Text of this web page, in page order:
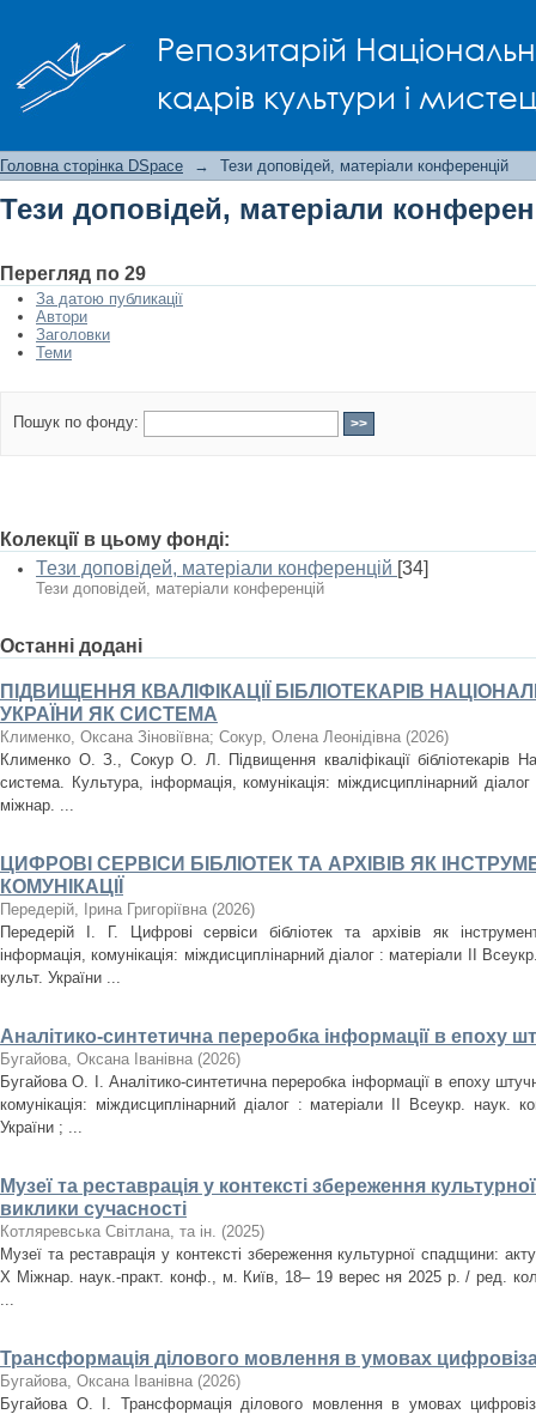
Репозитарій
кадрів культури і
Головна сторінка DSpace → Тези доповідей, матеріали конференцій
Тези доповідей, матеріали
Перегляд по 29
За датою публикації
Автори
Заголовки
Теми
Пошук по фонду:
Колекції в цьому фонді:
Тези доповідей, матеріали конференцій [34]
Тези доповідей, матеріали конференцій
Останні додані
ПІДВИЩЕННЯ КВАЛІФІКАЦІЇ БІБЛІОТЕКАРІВ
УКРАЇНИ ЯК СИСТЕМА
Клименко, Оксана Зіновіївна; Сокур, Олена Леонідівна (2026)
Клименко О. З., Сокур О. Л. Підвищення кваліфікації бібліотекарів
система. Культура, інформація, комунікація: міждисциплінарний
міжнар. ...
ЦИФРОВІ СЕРВІСИ БІБЛІОТЕК ТА АРХІВІВ ЯК
КОМУНІКАЦІЇ
Передерій, Ірина Григоріївна (2026)
Передерій І. Г. Цифрові сервіси бібліотек та архівів як
інформація, комунікація: міждисциплінарний діалог : матеріали ІІ
культ. України ...
Аналітико-синтетична переробка інформації в епоху
Бугайова, Оксана Іванівна (2026)
Бугайова О. І. Аналітико-синтетична переробка інформації в епоху
комунікація: міждисциплінарний діалог : матеріали ІІ Всеукр.
України ; ...
Музеї та реставрація у контексті збереження
виклики сучасності
Котляревська Світлана, та ін. (2025)
Музеї та реставрація у контексті збереження культурної спадщини:
X Міжнар. наук.-практ. конф., м. Київ, 18– 19 верес ня 2025 р. / ред.
...
Трансформація ділового мовлення в умовах
Бугайова, Оксана Іванівна (2026)
Бугайова О. І. Трансформація ділового мовлення в умовах